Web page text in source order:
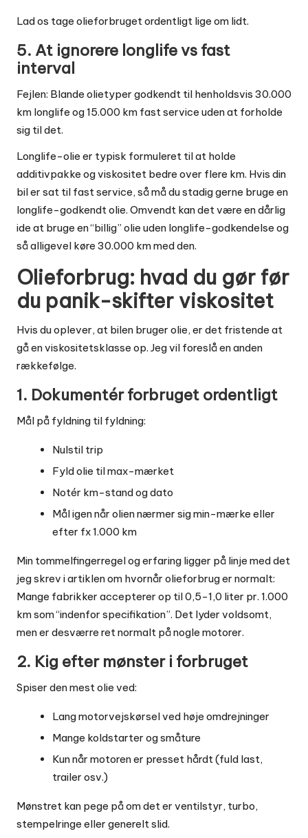
Lad os tage olieforbruget ordentligt lige om lidt.
5. At ignorere longlife vs fast
interval
Fejlen: Blande olietyper godkendt til henholdsvis 30.000
km longlife og 15.000 km fast service uden at forholde
sig til det.
Longlife-olie er typisk formuleret til at holde
additivpakke og viskositet bedre over flere km. Hvis din
bil er sat til fast service, så må du stadig gerne bruge en
longlife-godkendt olie. Omvendt kan det være en dårlig
ide at bruge en “billig” olie uden longlife-godkendelse og
så alligevel køre 30.000 km med den.
Olieforbrug: hvad du gør før
du panik-skifter viskositet
Hvis du oplever, at bilen bruger olie, er det fristende at
gå en viskositetsklasse op. Jeg vil foreslå en anden
rækkefølge.
1. Dokumentér forbruget ordentligt
Mål på fyldning til fyldning:
Nulstil trip
Fyld olie til max-mærket
Notér km-stand og dato
Mål igen når olien nærmer sig min-mærke eller
efter fx 1.000 km
Min tommelfingerregel og erfaring ligger på linje med det
jeg skrev i artiklen om hvornår olieforbrug er normalt:
Mange fabrikker accepterer op til 0,5-1,0 liter pr. 1.000
km som “indenfor specifikation”. Det lyder voldsomt,
men er desværre ret normalt på nogle motorer.
2. Kig efter mønster i forbruget
Spiser den mest olie ved:
Lang motorvejskørsel ved høje omdrejninger
Mange koldstarter og småture
Kun når motoren er presset hårdt (fuld last,
trailer osv.)
Mønstret kan pege på om det er ventilstyr, turbo,
stempelringe eller generelt slid.